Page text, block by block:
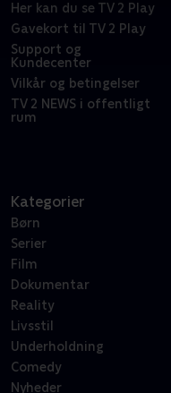
Her kan du se TV 2 Play
Gavekort til TV 2 Play
Support og
Kundecenter
Vilkår og betingelser
TV 2 NEWS i offentligt
rum
Kategorier
Børn
Serier
Film
Dokumentar
Reality
Livsstil
Underholdning
Comedy
Nyheder